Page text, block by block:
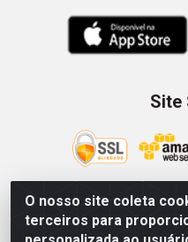
O nosso site coleta
terceiros para
Site
Zein Importação e Comércio